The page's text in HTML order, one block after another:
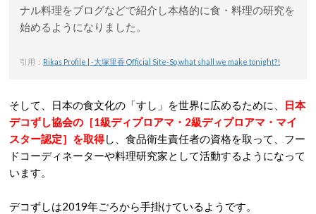
ナル料理をブログなどで紹介し本格的に食・料理の研究を
始めるようになりました。
引用： Rikas Profile | -大塚里香 Official Site-So,what shall we make tonight?!
そして、日本の食文化の「すし」を世界に広めるために、
日本
デコずし協会の［1級ディプロアマ・2級ディプロアマ・マイ
スター認定］を取得し、食品衛生責任者の資格を取って、フー
ドコーディネーターや料理研究家として活動するようになって
います。
デコずしは2019年ごろから手掛けているようです。